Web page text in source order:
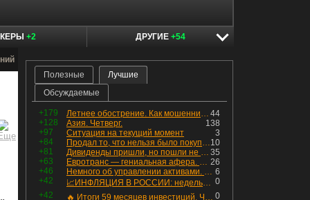
+2 ДРУГИЕ +54
Полезные
Лучшие
Обсуждаемые
+179 44
Летнее обострение. Как мошенники пытаются подсунуть кнопку "БАБЛО" девушкам
+128
138
Азия. Четверг.
+97
3
Ситуация на текущий момент
+84
10
Продал то, что нельзя было покупать. Изменения в портфеле
+81
35
Дивиденды пришли, но пошли не туда
+63
26
Евротранс — гениальная афера. Собрал с инвесторов денег, выплатил дивидендов больше текущей капитализации и ушёл в дефолт
+46
6
Немного об управлении активами. Для заинтересованных
+42
0
📈ИНФЛЯЦИЯ В РОССИИ: недельная дефляция, но в годовом выражении рост 😢
+42
0
🔥 Итоги 59 месяцев инвестиций. Что произошло с портфелем и мои дальнейшие действия. Капитал – ₽2,364 млн